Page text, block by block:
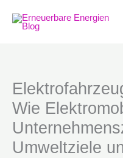
Inhalt
springen
Wie
Umweltziele